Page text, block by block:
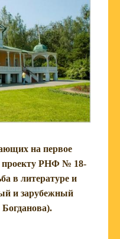
на первое
проекту РНФ № 18-
в литературе и
и зарубежный